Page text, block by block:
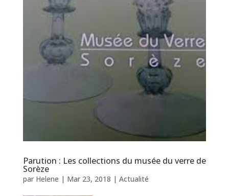
Parution : Les collections du musée du verre de
Sorèze
par Helene | Mar 23, 2018 | Actualité